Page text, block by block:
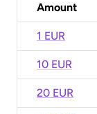
Amount
1 EUR
10 EUR
20 EUR